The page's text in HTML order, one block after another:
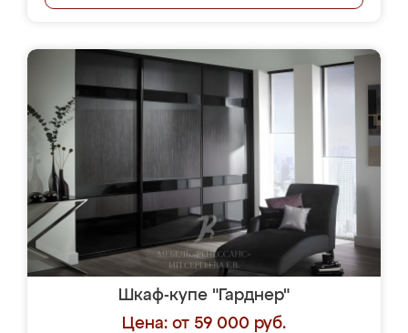
Шкаф-купе "Гарднер"
Цена: от 59 000 руб.